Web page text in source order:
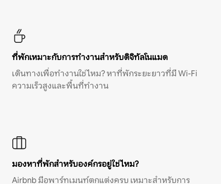
ที่พักเหมาะกับการทำงานสำหรับดิจิทัลโนแมด
เดินทางเพื่อทำงานใช่ไหม? หาที่พักระยะยาวที่มี Wi-Fi
ความเร็วสูงและพื้นที่ทำงาน
มองหาที่พักสำหรับองค์กรอยู่ใช่ไหม?
Airbnb มีอพาร์ทเมนท์ตกแต่งครบ เหมาะสำหรับการ